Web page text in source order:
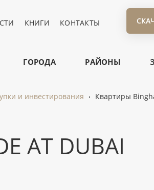
КНИГИ КОНТАКТЫ
ГОРОДА РАЙОНЫ
и инвестирования Квартиры
AT DUBAI